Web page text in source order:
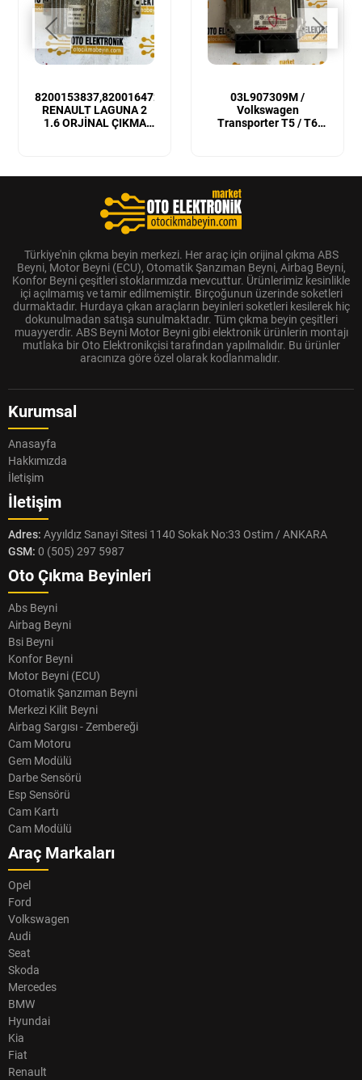
8200153837,8200164728
RENAULT LAGUNA 2
1.6 ORJİNAL ÇIKMA
03L907309M /
Volkswagen
Transporter T5 / T6
Türkiye'nin çıkma beyin merkezi. Her araç için orijinal çıkma ABS
Beyni, Motor Beyni (ECU), Otomatik Şanzıman Beyni, Airbag Beyni,
Konfor Beyni çeşitleri stoklarımızda mevcuttur. Ürünlerimiz kesinlikle
içi açılmamış ve tamir edilmemiştir. Birçoğunun üzerinde soketleri
durmaktadır. Hurdaya çıkan araçların beyinleri soketleri kesilerek hiç
dokunulmadan satışa sunulmaktadır. Tüm çıkma beyin çeşitleri
muayyerdir. ABS Beyni Motor Beyni gibi elektronik ürünlerin montajı
mutlaka bir Oto Elektronikçisi tarafından yapılmalıdır. Bu ürünler
aracınıza göre özel olarak kodlanmalıdır.
Kurumsal
Anasayfa
Hakkımızda
İletişim
İletişim
Adres: Ayyıldız Sanayi Sitesi 1140 Sokak No:33 Ostim / ANKARA
GSM: 0 (505) 297 5987
Oto Çıkma Beyinleri
Abs Beyni
Airbag Beyni
Bsi Beyni
Konfor Beyni
Motor Beyni (ECU)
Otomatik Şanzıman Beyni
Merkezi Kilit Beyni
Airbag Sargısı - Zembereği
Cam Motoru
Gem Modülü
Darbe Sensörü
Esp Sensörü
Cam Kartı
Cam Modülü
Araç Markaları
Opel
Ford
Volkswagen
Audi
Seat
Skoda
Mercedes
BMW
Hyundai
Kia
Fiat
Renault